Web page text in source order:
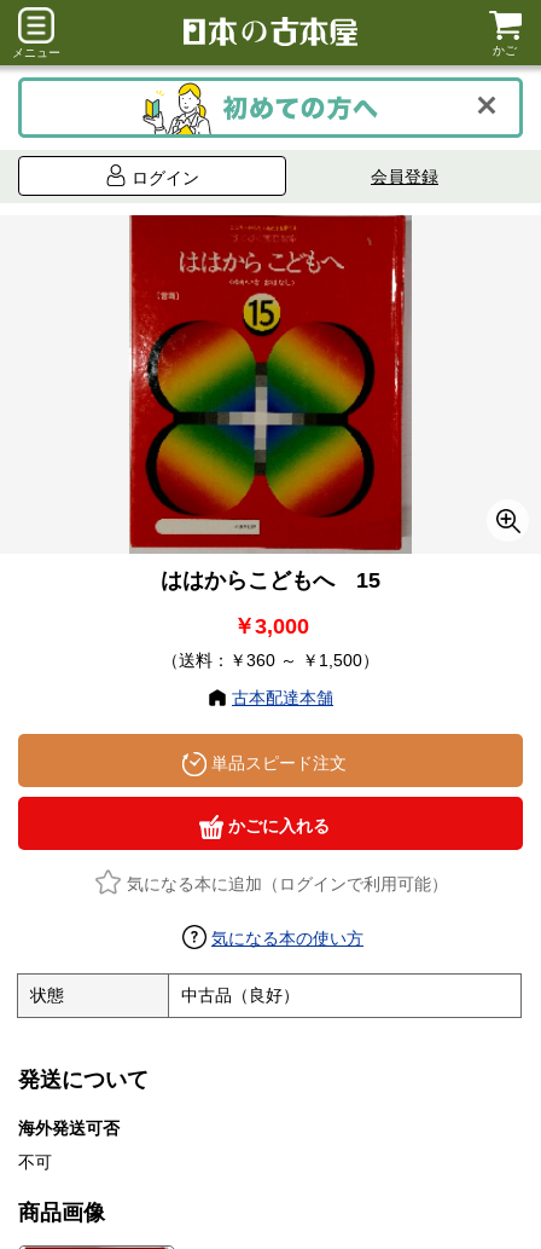
メニュー かご
ログイン 会員登録
ははからこどもへ 15
￥3,000
（送料：￥360 ～ ￥1,500）
古本配達本舗
単品スピード注文
かごに入れる
気になる本に追加（ログインで利用可能）
気になる本の使い方
状態 中古品（良好）
発送について
海外発送可否
不可
商品画像